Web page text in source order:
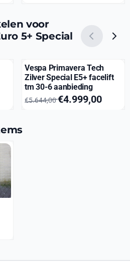
voor
5+ Special
Vespa Primavera Tech
Zilver Special E5+ facelift
tm 30-6 aanbieding
Van 5 644,00 voor 4 999,00
€5.644,00€4.999,00